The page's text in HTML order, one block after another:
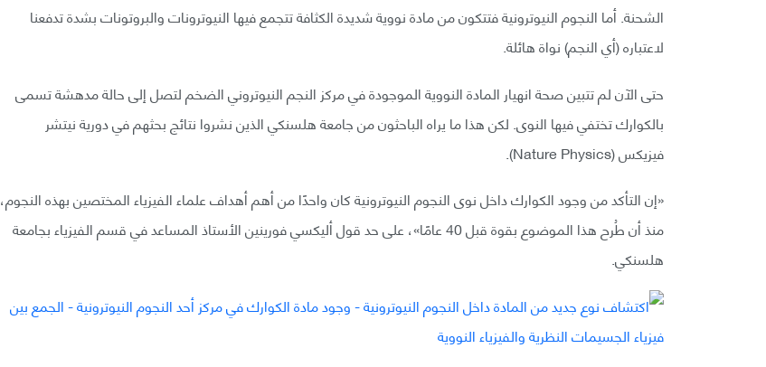
الشحنة. أما النجوم النيوترونية فتتكون من مادة نووية شديدة الكثافة تتجمع فيها النيوترونات والبروتونات بشدة تدفعنا
لاعتباره (أي النجم) نواة هائلة.
حتى الآن لم تتبين صحة انهيار المادة النووية الموجودة في مركز النجم النيوتروني الضخم لتصل إلى حالة مدهشة تسمى
بالكوارك تختفي فيها النوى. لكن هذا ما يراه الباحثون من جامعة هلسنكي الذين نشروا نتائج بحثهم في دورية نيتشر
فيزيكس (Nature Physics).
«إن التأكد من وجود الكوارك داخل نوى النجوم النيوترونية كان واحدًا من أهم أهداف علماء الفيزياء المختصين بهذه النجوم،
منذ أن طُرح هذا الموضوع بقوة قبل 40 عامًا»، على حد قول أليكسي فورينين الأستاذ المساعد في قسم الفيزياء بجامعة
هلسنكي.